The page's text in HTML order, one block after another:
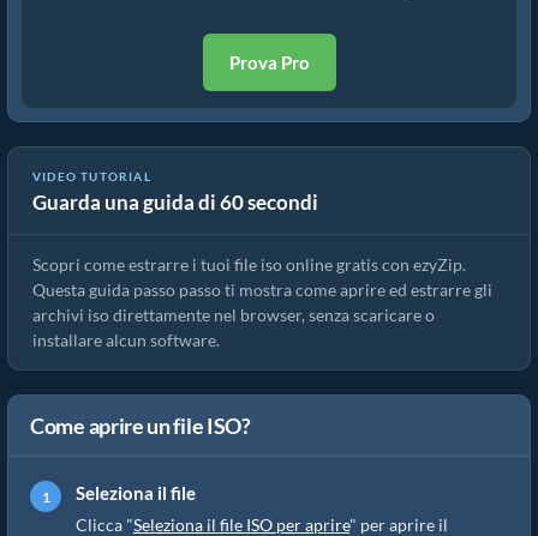
Prova Pro
VIDEO TUTORIAL
Guarda una guida di 60 secondi
Come estrarre file iso online con ezyZip (gratis, senza installazione)
Scopri come estrarre i tuoi file iso online gratis con ezyZip.
Questa guida passo passo ti mostra come aprire ed estrarre gli
archivi iso direttamente nel browser, senza scaricare o
installare alcun software.
Come aprire un file ISO?
Seleziona il file
Clicca "Seleziona il file ISO per aprire" per aprire il